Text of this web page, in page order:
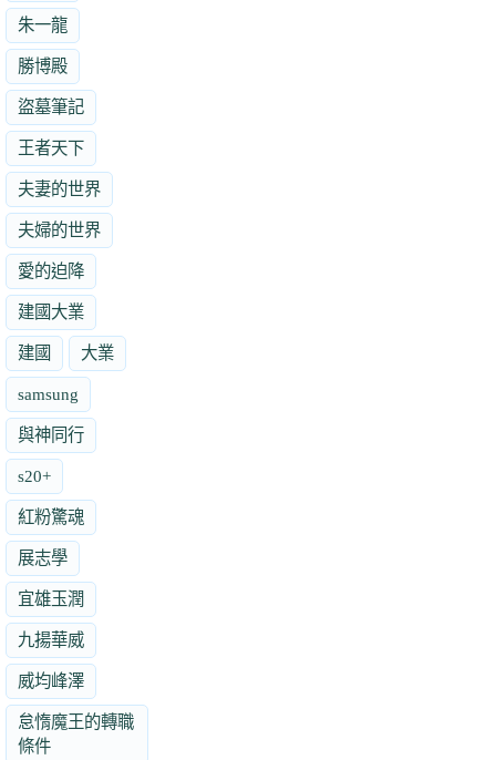
朱一龍
勝博殿
盜墓筆記
王者天下
夫妻的世界
夫婦的世界
愛的迫降
建國大業
建國 大業
samsung
與神同行
s20+
紅粉驚魂
展志學
宜雄玉潤
九揚華威
威均峰澤
怠惰魔王的轉職
條件